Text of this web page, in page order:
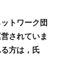
トワーク団
されていま
方は，氏